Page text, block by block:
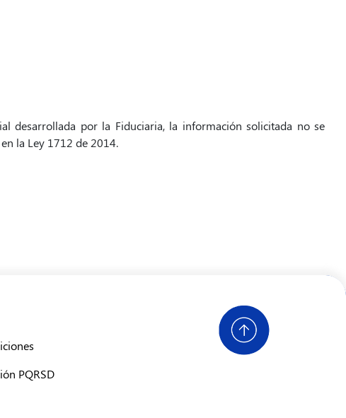
desarrollada por la Fiduciaria, la información solicitada no se
la Ley 1712 de 2014.
PQRSD